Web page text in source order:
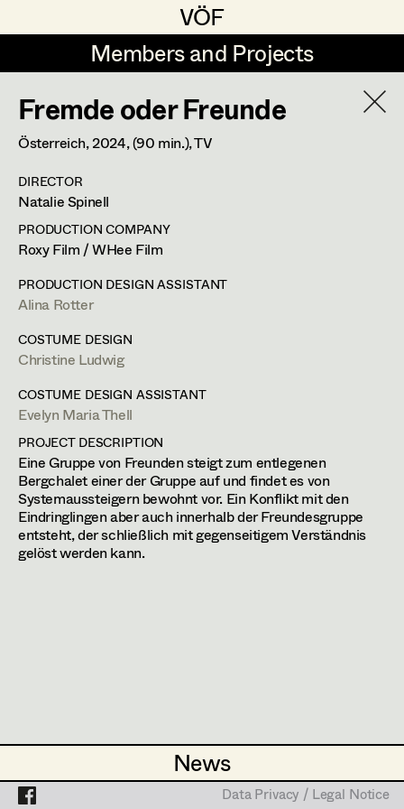
VÖF
VÖF
Members and Projects
Members and Projects
News
News
DE EN HOME
Art Department
Costume Department
Retired Members
Honorary Members
In Memoriam
Projects
Data Privacy / Legal Notice
YEAR
2026
PROJECT
30 Bullets
A. Arash Riahi, Cinema
Blind Ermittelt 15
S. Tafel, TV
Crystal Wall - Staffel 2
C. Klant, Wiederkehr, TV
Der Geier - Blut & Zweifel
F. Baxmeyer, TV
Der Geier - Schattengeld
F. Baxmeyer, TV
Der von Oben
C. Schier, TV
Die 3. Hochzeit
M. Unger, TV
M. Peren, Cinema
Die Reise - Rahil
Fremde oder Freunde
Österreich,2024, (90 min.), TV
DIRECTOR
Natalie Spinell
PRODUCTION COMPANY
Roxy Film / WHee Film
PRODUCTION DESIGN ASSISTANT
Alina Rotter
COSTUME DESIGN
Christine Ludwig
COSTUME DESIGN ASSISTANT
Evelyn Maria Thell
PROJECT DESCRIPTION
Eine Gruppe von Freunden steigt zum entlegenen
Bergchalet einer der Gruppe auf und findet es von
Systemaussteigern bewohnt vor. Ein Konflikt mit den
Eindringlingen aber auch innerhalb der Freundesgruppe
entsteht, der schließlich mit gegenseitigem Verständnis
gelöst werden kann.
Data Privacy / Legal Notice